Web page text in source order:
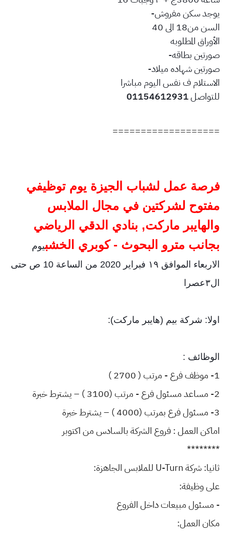
-يوجد سكن مفروش
السن من18 الى 40
الأوراق المطلوبه
-صورتين بطاقه
-صورتين شهاده ميلاد
الاستلام ف نفس اليوم مباشرا
للتواصل01154612931
===================
فرصة عمل لشباب الجيزة يوم توظيفي
مفتوح لشركتين في مجال الملابس
والهايبر ماركت, بنادي الدقي الرياضي
بجانب مترو البحوث - كوبري الخشبيوم
الاربعاء الموافق ١٩ فبراير 2020 من الساعة 10 ص حتى
ال٣عصرا
اولا: شركة بيم (هايبر ماركت):
الوظائف :
1- موظف فرع - مرتب ( 2700 )
2- مساعد مسئول فرع - مرتب (3100 ) – يشترط خبرة
3- مسئول فرع بمرتب (4000 ) – يشترط خبرة
اماكن العمل : فروع الشركة بالسادس من اكتوبر
********
ثانيا: شركة U-Turn للملابس الجاهزة:
على وظيفة:
- مسئول مبيعات داخل الفروع
مكان العمل: